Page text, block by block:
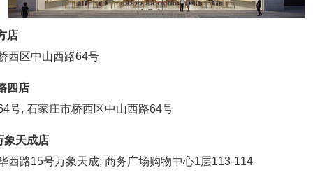
店
西区中山西路64号
四店
号, 石家庄市桥西区中山西路64号
象天成店
西路15号万象天成, 商务广场购物中心1层113-114